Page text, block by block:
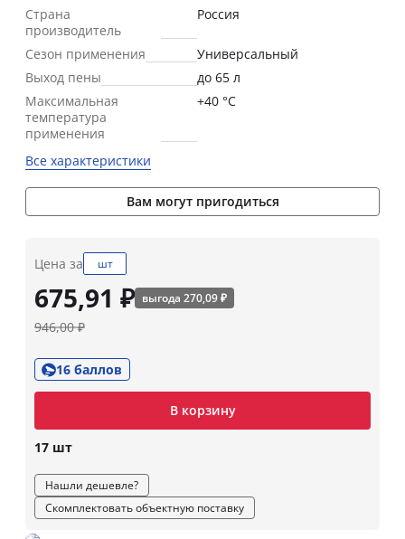
Страна
производитель
Россия
Сезон применения
Универсальный
Выход пены
до 65 л
Максимальная
температура
применения
+40 °С
Все характеристики
Вам могут пригодиться
Цена за шт
675,91 ₽ выгода 270,09 ₽
946,00 ₽
16 баллов
В корзину
17 шт
Нашли дешевле?
Скомплектовать объектную поставку